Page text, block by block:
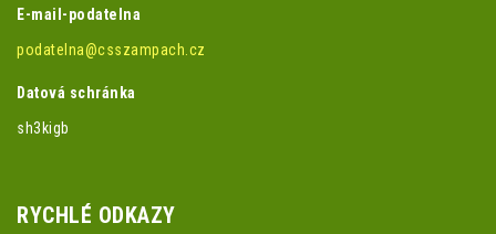
E-mail-podatelna
podatelna@csszampach.cz
Datová schránka
sh3kigb
RYCHLÉ ODKAZY